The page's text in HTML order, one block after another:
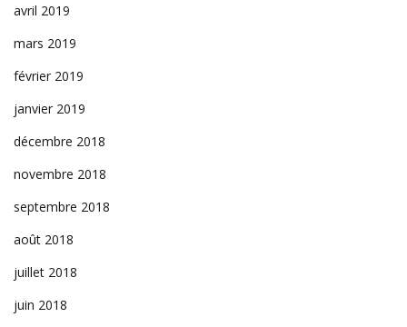
avril 2019
mars 2019
février 2019
janvier 2019
décembre 2018
novembre 2018
septembre 2018
août 2018
juillet 2018
juin 2018